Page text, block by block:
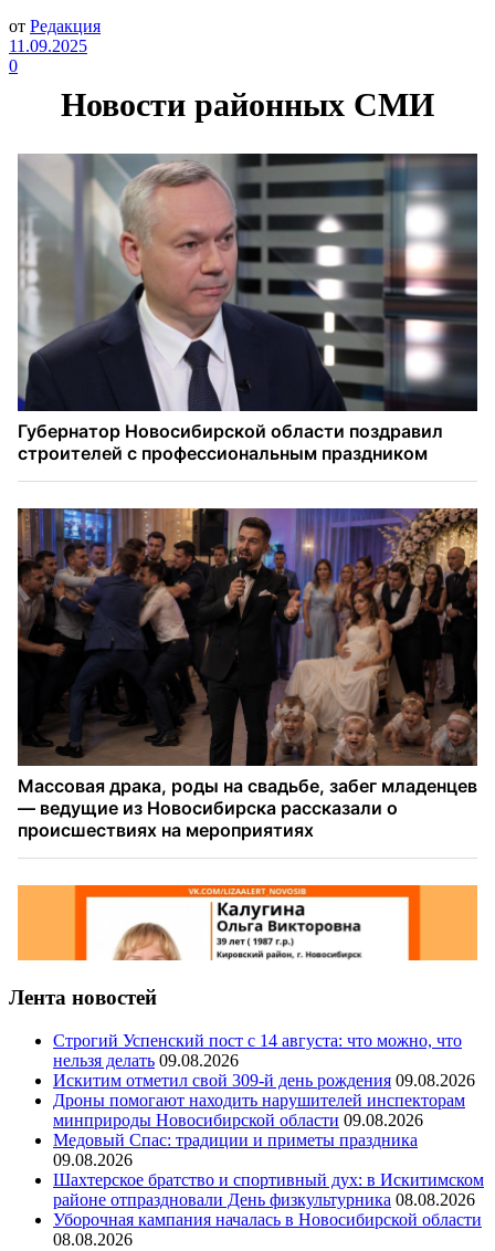
от Редакция
11.09.2025
0
Лента новостей
Строгий Успенский пост с 14 августа: что можно, что
нельзя делать 09.08.2026
Искитим отметил свой 309-й день рождения 09.08.2026
Дроны помогают находить нарушителей инспекторам
минприроды Новосибирской области 09.08.2026
Медовый Спас: традиции и приметы праздника
09.08.2026
Шахтерское братство и спортивный дух: в Искитимском
районе отпраздновали День физкультурника 08.08.2026
Уборочная кампания началась в Новосибирской области
08.08.2026